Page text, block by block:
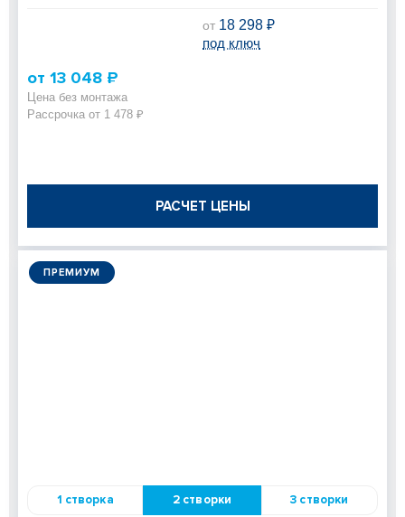
от 13 048 ₽
Цена без монтажа
Рассрочка от 1 478 ₽
от 18 298 ₽
под ключ
РАСЧЕТ ЦЕНЫ
ПРЕМИУМ
1 створка 2 створки 3 створки